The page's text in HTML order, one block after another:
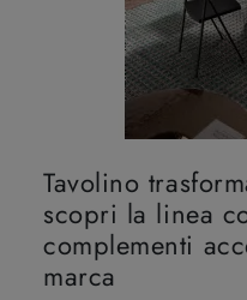
Tavolino
scopri la linea
complementi
marca